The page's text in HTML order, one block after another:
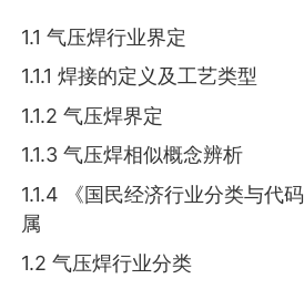
1.1 气压焊行业界定
1.1.1 焊接的定义及工艺类型
1.1.2 气压焊界定
1.1.3 气压焊相似概念辨析
1.1.4 《国民经济行业分类与代
属
1.2 气压焊行业分类